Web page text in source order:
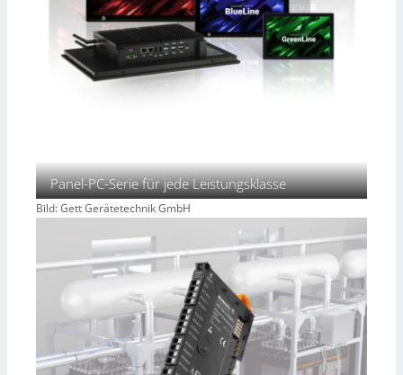
Panel-PC-Serie für jede Leistungsklasse
Bild: Gett Gerätetechnik GmbH